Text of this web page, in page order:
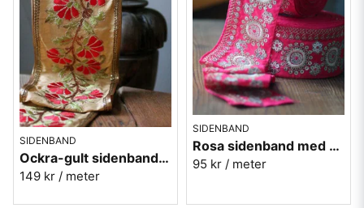
SIDENBAND
Ockra-gult sidenband med röda blommor 11,5cm
149 kr / meter
SIDENBAND
Rosa sidenband med silverbroderi 6,5cm
95 kr / meter